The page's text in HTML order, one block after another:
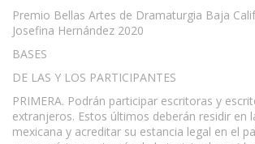
Premio Bellas Artes de Dramaturgia Baja
Josefina Hernández 2020
BASES
DE LAS Y LOS PARTICIPANTES
PRIMERA. Podrán participar escritoras y
extranjeros. Estos últimos deberán residir en
mexicana y acreditar su estancia legal en el